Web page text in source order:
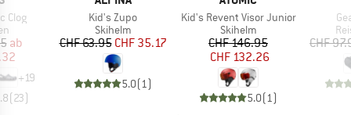
Clog
Preis
ab
+19
(23)
Artikel
Kid's Zupo
Produktgruppe
Skihelm
Preis
CHF 63.95reduzierter Preis
CHF 35.17
5.0(1 )
Artikel
Kid's Revent Visor Junior
Produktgruppe
Skihelm
Preis
CHF 146.95reduzierter Preis
CHF 132.26
5.0(1 )
CHF